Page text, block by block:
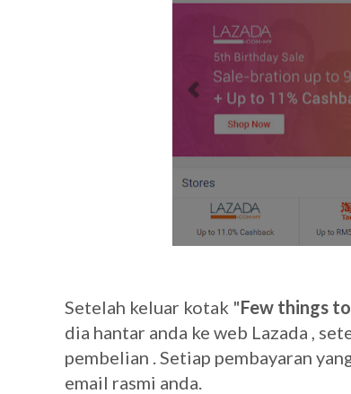
Setelah keluar kotak "Few things
dia hantar anda ke web Lazada ,
pembelian . Setiap pembayaran
email rasmi anda.